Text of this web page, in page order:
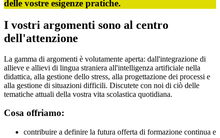
delle vostre esigenze pratiche.
I vostri argomenti sono al centro
dell'attenzione
La gamma di argomenti è volutamente aperta: dall'integrazione di
allieve e allievi di lingua straniera all'intelligenza artificiale nella
didattica, alla gestione dello stress, alla progettazione dei processi e
alla gestione di situazioni difficili. Discutete con noi di ciò delle
tematiche attuali della vostra vita scolastica quotidiana.
Cosa offriamo:
contribuire a definire la futura offerta di formazione continua e